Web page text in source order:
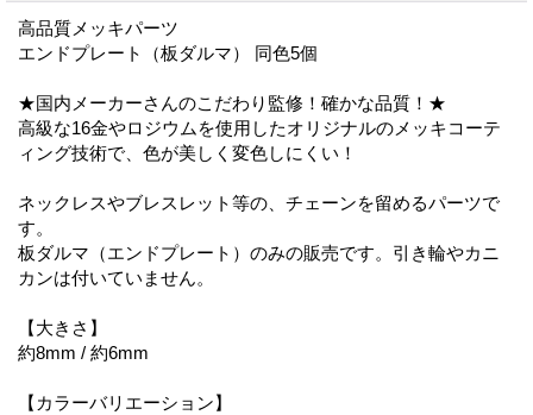
高品質メッキパーツ
エンドプレート（板ダルマ） 同色5個
★国内メーカーさんのこだわり監修！確かな品質！★
高級な16金やロジウムを使用したオリジナルのメッキコーテ
ィング技術で、色が美しく変色しにくい！
ネックレスやブレスレット等の、チェーンを留めるパーツで
す。
板ダルマ（エンドプレート）のみの販売です。引き輪やカニ
カンは付いていません。
【大きさ】
約8mm / 約6mm
【カラーバリエーション】